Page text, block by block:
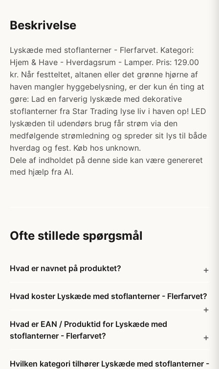
Beskrivelse
Lyskæde med stoflanterner - Flerfarvet. Kategori:
Hjem & Have - Hverdagsrum - Lamper. Pris: 129.00
kr. Når festteltet, altanen eller det grønne hjørne af
haven mangler hyggebelysning, er der kun én ting at
gøre: Lad en farverig lyskæde med dekorative
stoflanterner fra Star Trading lyse liv i haven op! LED
lyskæden til udendørs brug får strøm via den
medfølgende strømledning og spreder sit lys til både
hverdag og fest. Køb hos unknown.
Dele af indholdet på denne side kan være genereret
med hjælp fra AI.
Ofte stillede spørgsmål
Hvad er navnet på produktet?
Hvad koster Lyskæde med stoflanterner - Flerfarvet?
Hvad er EAN / Produktid for Lyskæde med
stoflanterner - Flerfarvet?
Hvilken kategori tilhører Lyskæde med stoflanterner -